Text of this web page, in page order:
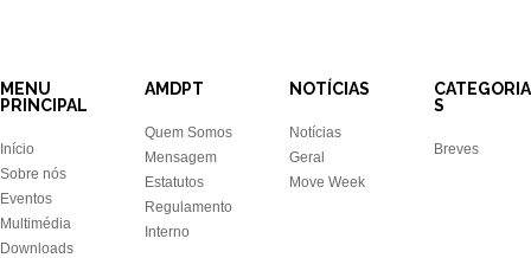
MENU
PRINCIPAL
Início
Sobre nós
Eventos
Multimédia
Downloads
AMDPT
Quem Somos
Mensagem
Estatutos
Regulamento
Interno
NOTÍCIAS
Notícias
Geral
Move Week
CATEGORIA
S
Breves